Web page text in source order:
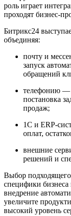
роль играет
проходят бизнес-
Битрикс24
объединяя:
почту и
запуск
обращений
телефонию —
постановка
продаж;
1С и ERP-
оплат,
внешние
решений и
Выбор подходящего
специфики бизнеса
внедрение
увеличите
высокий уровень